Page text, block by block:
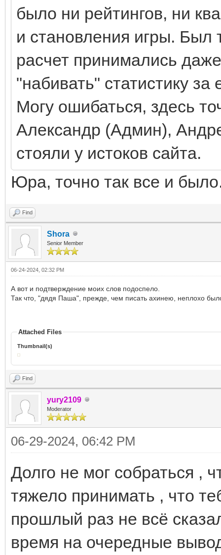
было ни рейтингов, ни
и становления игры. Был
расчет принимались
"набивать" статистику за
Могу ошибаться, здесь
Александр (Админ),
стояли у истоков сайта.
Юра, точно так все и
Find
Shora
Senior Member
06-24-2024, 02:32 PM
А вот и подтверждение моих слов подоспело.
Так что, "дядя Паша", прежде, чем писать ахинею, неплохо
Attached Files
Thumbnail(s)
Find
yury2109
Moderator
06-29-2024, 06:42 PM
Долго не мог собраться ,
тяжело принимать , что
прошлый раз не всё
время на очередные